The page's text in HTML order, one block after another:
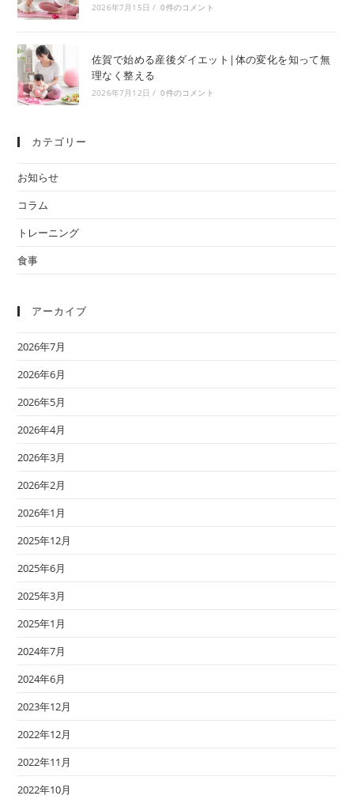
2026年7月15日 / 0件のコメント
佐賀で始める産後ダイエット|体の変化を知って無
理なく整える
2026年7月12日 / 0件のコメント
カテゴリー
お知らせ
コラム
トレーニング
食事
アーカイブ
2026年7月
2026年6月
2026年5月
2026年4月
2026年3月
2026年2月
2026年1月
2025年12月
2025年6月
2025年3月
2025年1月
2024年7月
2024年6月
2023年12月
2022年12月
2022年11月
2022年10月